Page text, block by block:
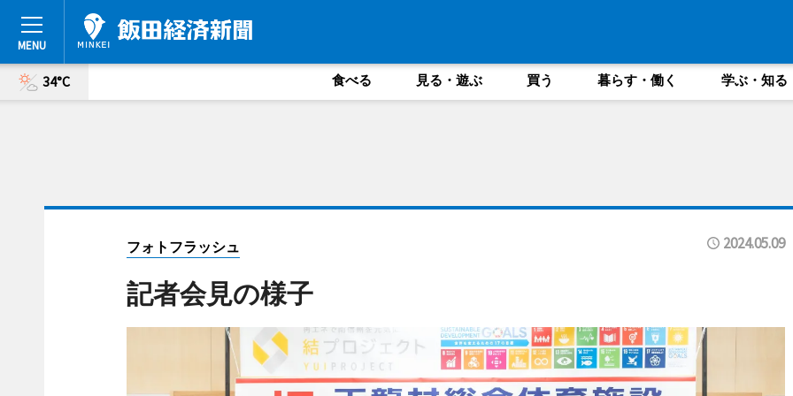
34°C 食べる 見る・遊ぶ 買う 暮らす・働く 学ぶ・知る
フォトフラッシュ 2024.05.09
記者会見の様子